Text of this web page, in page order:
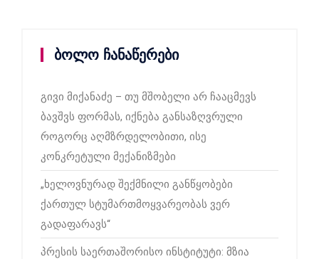
ბოლო ჩანაწერები
გივი მიქანაძე – თუ მშობელი არ ჩააცმევს
ბავშვს ფორმას, იქნება განსაზღვრული
როგორც აღმზრდელობითი, ისე
კონკრეტული მექანიზმები
„ხელოვნურად შექმნილი განწყობები
ქართულ სტუმართმოყვარეობას ვერ
გადაფარავს“
პრესის საერთაშორისო ინსტიტუტი: მზია